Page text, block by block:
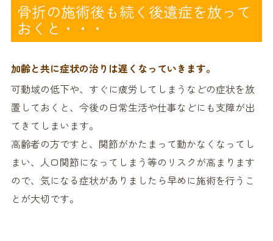
骨折の施術後も続く後遺症を放って
おくと・・・
加齢と共に症状の治りは遅くなっていきます。
可動域の低下や、すぐに疲労してしまうなどの症状を放
置しておくと、今後の日常生活や仕事などにも支障が出
てきてしまいます。
高齢者の方ですと、関節がかたまって動かなくなってし
まい、人口関節になってしまう等のリスクが高まります
ので、気になる症状がありましたら早めに施術を行うこ
とが大切です。